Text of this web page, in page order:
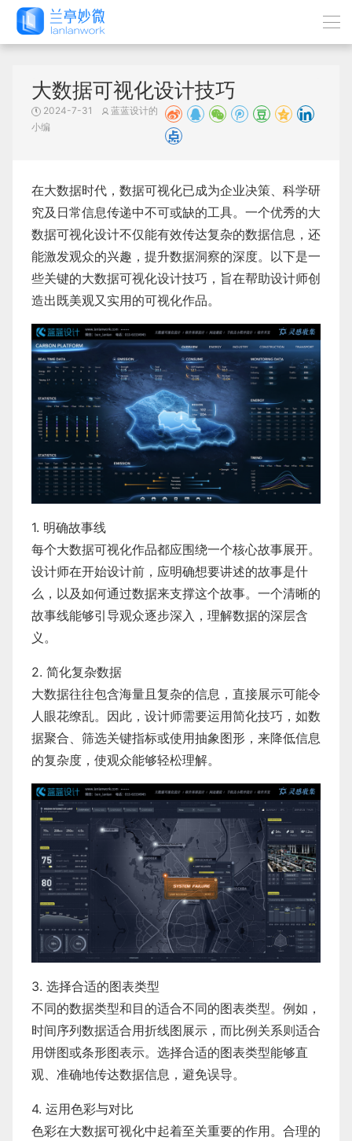
大数据可视化设计技巧
2024-7-31
蓝蓝设计的
小编
在大数据时代，数据可视化已成为企业决策、科学研
究及日常信息传递中不可或缺的工具。一个优秀的大
数据可视化设计不仅能有效传达复杂的数据信息，还
能激发观众的兴趣，提升数据洞察的深度。以下是一
些关键的大数据可视化设计技巧，旨在帮助设计师创
造出既美观又实用的可视化作品。
1. 明确故事线
每个大数据可视化作品都应围绕一个核心故事展开。
设计师在开始设计前，应明确想要讲述的故事是什
么，以及如何通过数据来支撑这个故事。一个清晰的
故事线能够引导观众逐步深入，理解数据的深层含
义。
2. 简化复杂数据
大数据往往包含海量且复杂的信息，直接展示可能令
人眼花缭乱。因此，设计师需要运用简化技巧，如数
据聚合、筛选关键指标或使用抽象图形，来降低信息
的复杂度，使观众能够轻松理解。
3. 选择合适的图表类型
不同的数据类型和目的适合不同的图表类型。例如，
时间序列数据适合用折线图展示，而比例关系则适合
用饼图或条形图表示。选择合适的图表类型能够直
观、准确地传达数据信息，避免误导。
4. 运用色彩与对比
色彩在大数据可视化中起着至关重要的作用。合理的